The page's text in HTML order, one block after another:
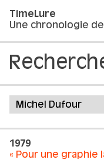
TimeLure
Une chronologie
1979
« Pour une graphie